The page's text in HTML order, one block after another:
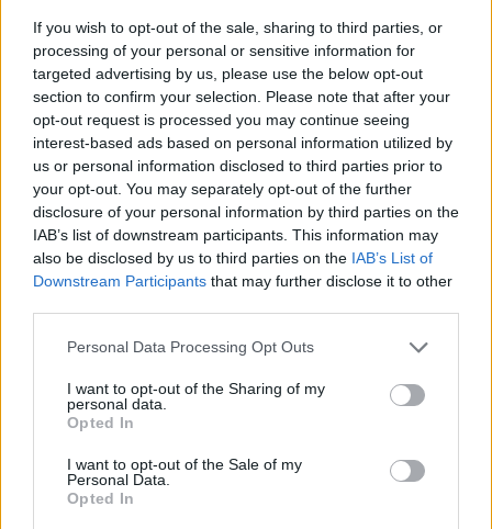
If you wish to opt-out of the sale, sharing to third parties, or
processing of your personal or sensitive information for
targeted advertising by us, please use the below opt-out
section to confirm your selection. Please note that after your
opt-out request is processed you may continue seeing
interest-based ads based on personal information utilized by
us or personal information disclosed to third parties prior to
your opt-out. You may separately opt-out of the further
disclosure of your personal information by third parties on the
IAB’s list of downstream participants. This information may
also be disclosed by us to third parties on the IAB’s List of
Downstream Participants that may further disclose it to other
Personal Data Processing Opt Outs
I want to opt-out of the Sharing of my
personal data.
Opted In
I want to opt-out of the Sale of my
Personal Data.
Opted In
αισθητήρων, ποιες επιλογές είναι διαθέσιμες, πως
γίνετε η καταγραφή των στοιχείων, πόσο εύκολα
μετακινείτε. Επίσης πρέπει να λαμβάνεται υπόψη η
ευκολία στη χρήση, ποιες υπηρεσίες υποστήριξης
παρέχονται, αν υπάρχει εγγύηση αντικατάστασης
εξοπλισμού και πολλά άλλα.
Λάβετε υπόψη ότι η “αποκατάσταση καταστροφής
είναι παλαιά σκέψη” (Disaster Recovery is Old
Thinking) ενώ η “πρόληψη καταστροφής είναι
υπεύθυνη σκέψη” (Disaster Prevention is
Michael Sigourney
ΣΧΕΤΙΚΑ ΑΡΘΡΑ